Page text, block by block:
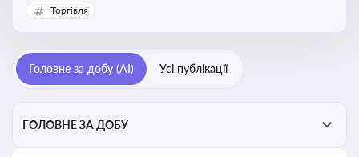
розрахункових операцій, аналіз законодавства про
РРО, позиції ДПС та судів щодо РРО
Торгівля
Головне за добу (AI) Усі публікації
ГОЛОВНЕ ЗА ДОБУ